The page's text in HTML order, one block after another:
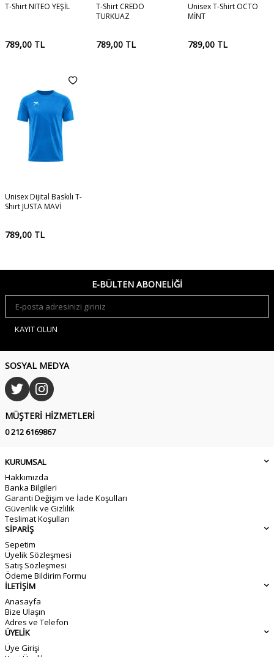
T-Shirt NITEO YEŞİL
789,00 TL
T-Shirt CREDO
TURKUAZ
789,00 TL
Unisex T-Shirt OCTO
MİNT
789,00TL
Unisex Dijital Baskılı T-
Shirt JUSTA MAVİ
789,00 TL
E-BÜLTEN ABONELIĞI
KAYIT OLUN
SOSYAL MEDYA
MÜŞTERI HIZMETLERI
0 212 6169867
KURUMSAL
Hakkımızda
Banka Bilgileri
Garanti Değişim ve İade Koşulları
Güvenlik ve Gizlilik
Teslimat Koşulları
SİPARİŞ
Sepetim
Üyelik Sözleşmesi
Satış Sözleşmesi
Ödeme Bildirim Formu
İLETİŞİM
Anasayfa
Bize Ulaşın
Adres ve Telefon
ÜYELİK
Üye Girişi